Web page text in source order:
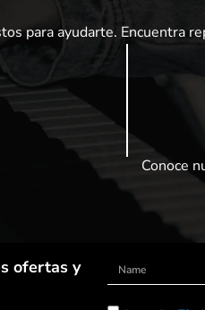
para ayudarte. Encuentra
Conoce
ofertas y
Name